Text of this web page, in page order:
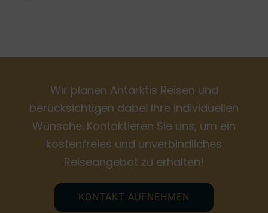
Wir planen Antarktis Reisen und
berücksichtigen dabei Ihre individuellen
Wünsche. Kontaktieren Sie uns, um ein
kostenfreies und unverbindliches
Reiseangebot zu erhalten!
KONTAKT AUFNEHMEN